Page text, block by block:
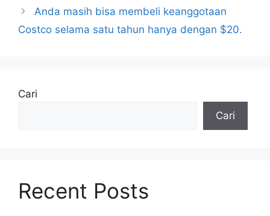
Anda masih bisa membeli keanggotaan
Costco selama satu tahun hanya dengan $20.
Cari
Cari
Recent Posts